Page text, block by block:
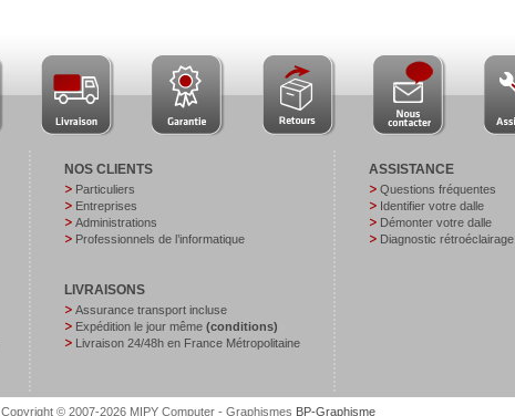
NOS CLIENTS
Particuliers
Entreprises
Administrations
Professionnels de l’informatique
LIVRAISONS
Assurance transport incluse
Expédition le jour même (conditions)
Livraison 24/48h en France Métropolitaine
ASSISTANCE
Questions fréquentes
Identifier votre dalle
Démonter votre dalle
Diagnostic rétroéclairage
Copyright © 2007-2026 MIPY Computer - Graphismes BP-Graphisme